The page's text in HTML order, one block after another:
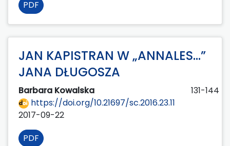
PDF
JAN KAPISTRAN W „ANNALES...”
JANA DŁUGOSZA
Barbara Kowalska
131-144
https://doi.org/10.21697/sc.2016.23.11
2017-09-22
PDF